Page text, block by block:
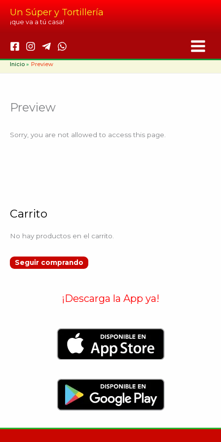
Un Súper y Tortillería
¡que va a tú casa!
Inicio Preview
Preview
Sorry, you are not allowed to access this page.
Carrito
No hay productos en el carrito.
Seguir comprando
¡Descarga la App ya!